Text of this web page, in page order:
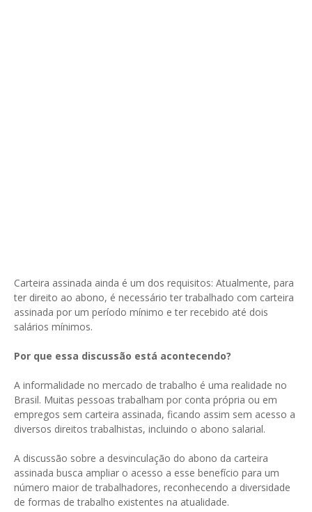
Carteira assinada ainda é um dos requisitos: Atualmente, para
ter direito ao abono, é necessário ter trabalhado com carteira
assinada por um período mínimo e ter recebido até dois
salários mínimos.
Por que essa discussão está acontecendo?
A informalidade no mercado de trabalho é uma realidade no
Brasil. Muitas pessoas trabalham por conta própria ou em
empregos sem carteira assinada, ficando assim sem acesso a
diversos direitos trabalhistas, incluindo o abono salarial.
A discussão sobre a desvinculação do abono da carteira
assinada busca ampliar o acesso a esse benefício para um
número maior de trabalhadores, reconhecendo a diversidade
de formas de trabalho existentes na atualidade.